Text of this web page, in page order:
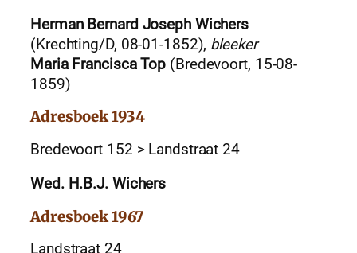
Herman Bernard Joseph Wichers
(Krechting/D, 08-01-1852), bleeker
Maria Francisca Top (Bredevoort, 15-08-
1859)
Adresboek 1934
Bredevoort 152 > Landstraat 24
Wed. H.B.J. Wichers
Adresboek 1967
Landstraat 24